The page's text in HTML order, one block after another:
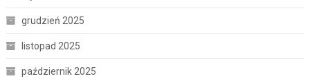
grudzień 2025
listopad 2025
październik 2025